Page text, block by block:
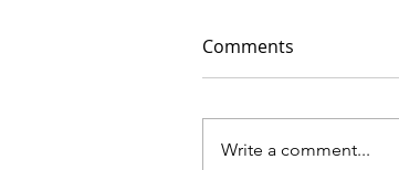
Comments
Write a comment...